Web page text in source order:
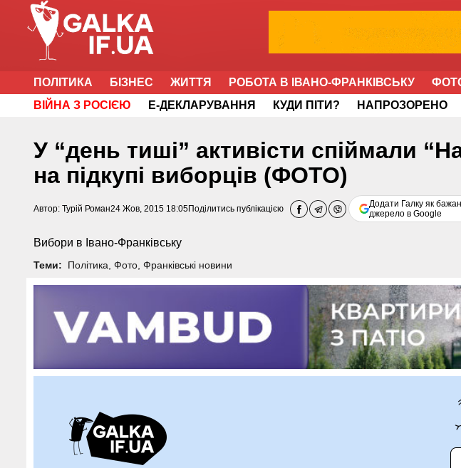
ПОЛІТИКА БІЗНЕС ЖИТТЯ РОБОТА В ІВАНО-ФРАНКІВСЬКУ
ВІЙНА З РОСІЄЮ
Е-ДЕКЛАРУВАННЯ КУДИ ПІТИ? НАПРОЗОРЕНО
У “день тиші” активісти спіймали
на підкупі виборців (ФОТО)
Автор: Турій Роман24 Жов, 2015 18:05Поділитись публікацією
Додати Галку як
джерело в Google
Вибори в Івано-Франківську
Теми: Політика Фото, Франківські новини